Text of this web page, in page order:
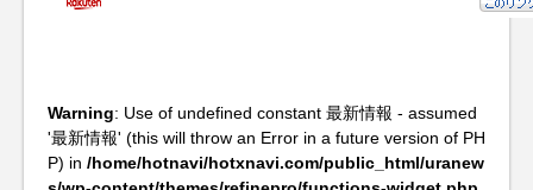
Warning: Use of undefined constant 最新情報 - assumed
'最新情報' (this will throw an Error in a future version of PH
P) in /home/hotnavi/hotxnavi.com/public_html/uranew